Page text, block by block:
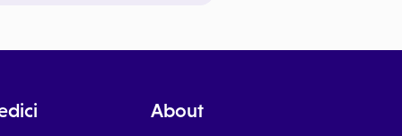
About